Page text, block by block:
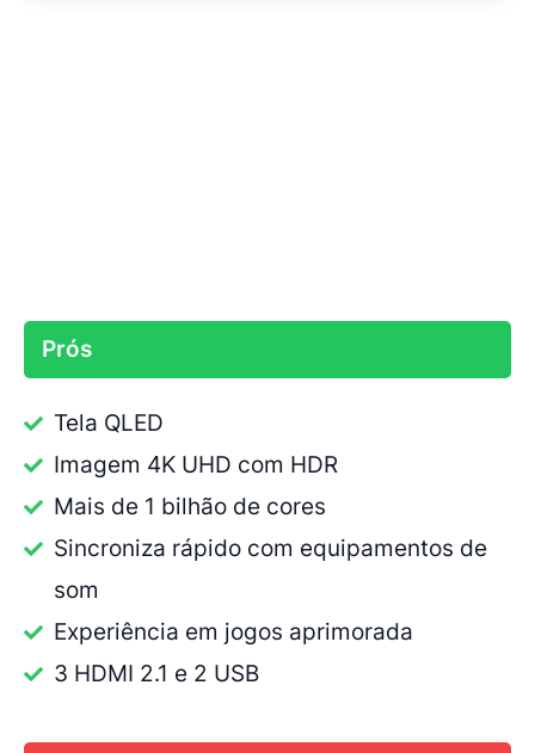
Prós
Tela QLED
Imagem 4K UHD com HDR
Mais de 1 bilhão de cores
Sincroniza rápido com equipamentos de
som
Experiência em jogos aprimorada
3 HDMI 2.1 e 2 USB